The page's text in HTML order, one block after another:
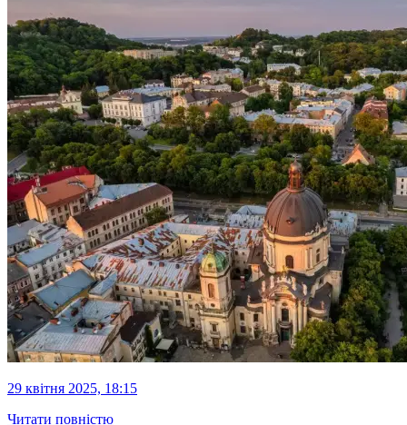
29 квітня 2025, 18:15
Читати повністю